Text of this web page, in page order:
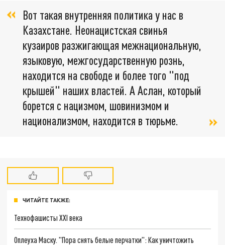
Вот такая внутренняя политика у нас в
Казахстане. Неонацистская свинья
кузаиров разжигающая межнациональную,
языковую, межгосударственную рознь,
находится на свободе и более того "под
крышей" наших властей. А Аслан, который
борется с нацизмом, шовинизмом и
национализмом, находится в тюрьме.
ЧИТАЙТЕ ТАКЖЕ:
Технофашисты XXI века
Оплеуха Маску. "Пора снять белые перчатки": Как уничтожить